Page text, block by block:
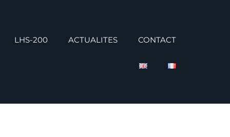
LHS-200 ACTUALITES CONTACT